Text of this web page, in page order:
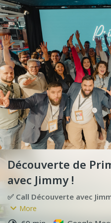
Découverte de
avec Jimmy !
✅ Call Découverte avec
Un échange pour découvrir
More